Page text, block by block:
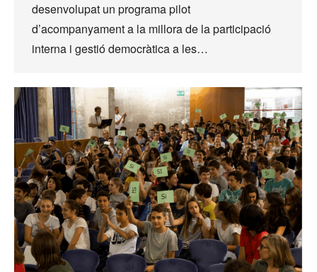
desenvolupat un programa pilot
d’acompanyament a la millora de la participació
interna i gestió democràtica a les…